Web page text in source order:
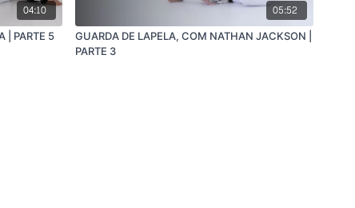
04:10
| PARTE 5
05:52
GUARDA DE LAPELA, COM NATHAN JACKSON |
PARTE 3